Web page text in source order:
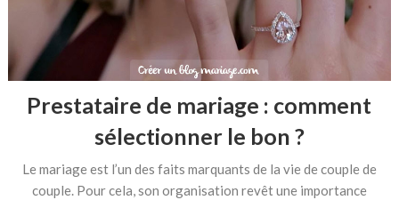
Prestataire de mariage : comment
sélectionner le bon ?
Le mariage est l’un des faits marquants de la vie de couple de
couple. Pour cela, son organisation revêt une importance